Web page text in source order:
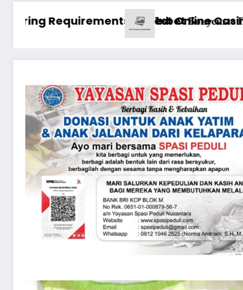
казино
Pinco Online Casino: Oyunçuların